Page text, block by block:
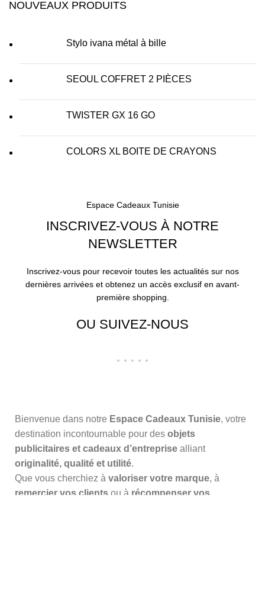
NOUVEAUX PRODUITS
Stylo ivana métal à bille
SEOUL COFFRET 2 PIÈCES
TWISTER GX 16 GO
COLORS XL BOITE DE CRAYONS
Espace Cadeaux Tunisie
INSCRIVEZ-VOUS À NOTRE
NEWSLETTER
Inscrivez-vous pour recevoir toutes les actualités sur nos
dernières arrivées et obtenez un accès exclusif en avant-
première shopping.
OU SUIVEZ-NOUS
Bienvenue dans notre Espace Cadeaux Tunisie, votre
destination incontournable pour des objets
publicitaires et cadeaux d’entreprise alliant
originalité, qualité et utilité.
Que vous cherchiez à valoriser votre marque, à
remercier vos clients ou à récompenser vos